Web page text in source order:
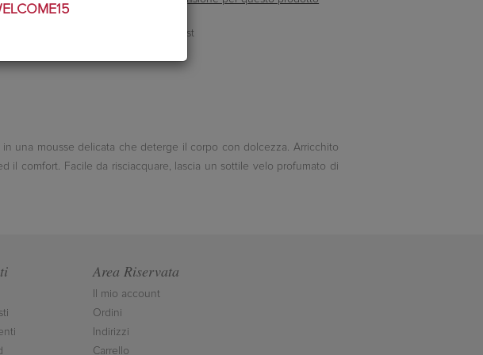
una mousse delicata che deterge il corpo con dolcezza. Arricchito
il comfort. Facile da risciacquare, lascia un sottile velo profumato di
Area Riservata
Il mio account
Ordini
Indirizzi
Carrello